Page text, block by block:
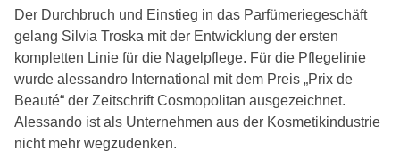
Der Durchbruch und Einstieg in das Parfümeriegeschäft
gelang Silvia Troska mit der Entwicklung der ersten
kompletten Linie für die Nagelpflege. Für die Pflegelinie
wurde alessandro International mit dem Preis „Prix de
Beauté“ der Zeitschrift Cosmopolitan ausgezeichnet.
Alessando ist als Unternehmen aus der Kosmetikindustrie
nicht mehr wegzudenken.